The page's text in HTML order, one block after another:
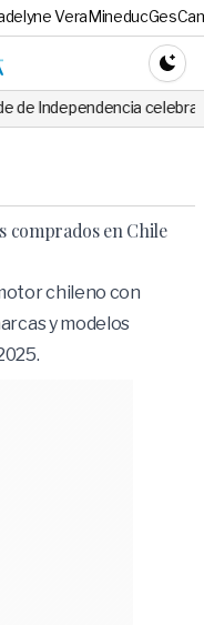
VeraMineducGes
celebraron hito: el
comprados en Chile
chileno con
y modelos